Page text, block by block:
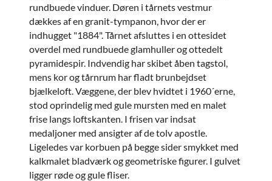
rundbuede vinduer. Døren i tårnets vestmur
dækkes af en granit-tympanon, hvor der er
indhugget "1884". Tårnet afsluttes i en ottesidet
overdel med rundbuede glamhuller og ottedelt
pyramidespir. Indvendig har skibet åben tagstol,
mens kor og tårnrum har fladt brunbejdset
bjælkeloft. Væggene, der blev hvidtet i 1960´erne,
stod oprindelig med gule mursten med en malet
frise langs loftskanten. I frisen var indsat
medaljoner med ansigter af de tolv apostle.
Ligeledes var korbuen på begge sider smykket med
kalkmalet bladværk og geometriske figurer. I gulvet
ligger røde og gule fliser.